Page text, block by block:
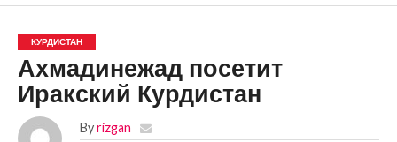
КУРДИСТАН
Ахмадинежад посетит
Иракский Курдистан
By rizgan